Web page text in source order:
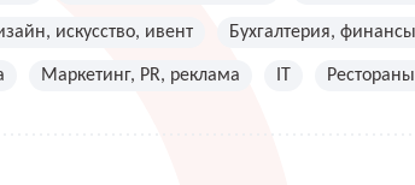
искусство, ивент Бухгалтерия,
Маркетинг, PR, реклама